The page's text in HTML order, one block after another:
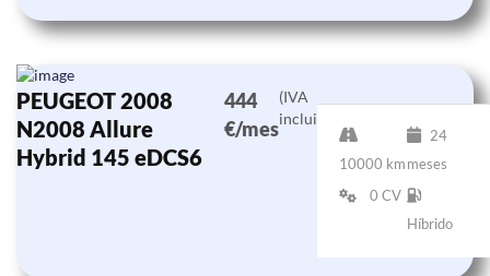
PEUGEOT 2008
N2008 Allure
Hybrid 145 eDCS6
444
€/mes
(IVA
incluido)
10000 km
24
meses
0 CV
Híbrido